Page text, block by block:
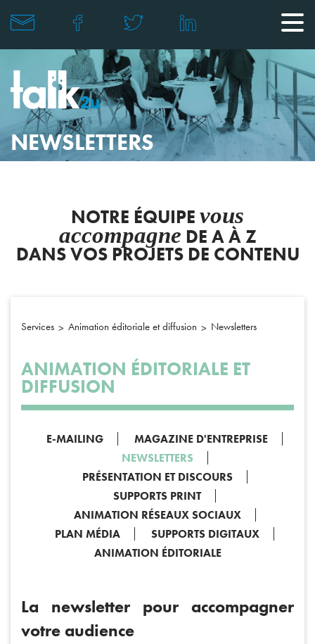
NEWSLETTERS
NOTRE ÉQUIPE vous
accompagne DE A À Z
DANS VOS PROJETS DE CONTENU
Services Animation éditoriale et diffusion Newsletters
ANIMATION ÉDITORIALE ET
DIFFUSION
E-MAILING
MAGAZINE D'ENTREPRISE
NEWSLETTERS
PRÉSENTATION ET DISCOURS
SUPPORTS PRINT
ANIMATION RÉSEAUX SOCIAUX
PLAN MÉDIA
SUPPORTS DIGITAUX
ANIMATION ÉDITORIALE
La newsletter pour accompagner
votre audience